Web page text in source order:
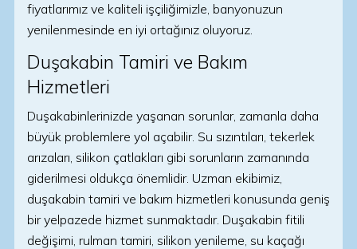
fiyatlarımız ve kaliteli işçiliğimizle, banyonuzun
yenilenmesinde en iyi ortağınız oluyoruz.
Duşakabin Tamiri ve Bakım
Hizmetleri
Duşakabinlerinizde yaşanan sorunlar, zamanla daha
büyük problemlere yol açabilir. Su sızıntıları, tekerlek
arızaları, silikon çatlakları gibi sorunların zamanında
giderilmesi oldukça önemlidir. Uzman ekibimiz,
duşakabin tamiri ve bakım hizmetleri konusunda geniş
bir yelpazede hizmet sunmaktadır. Duşakabin fitili
değişimi, rulman tamiri, silikon yenileme, su kaçağı